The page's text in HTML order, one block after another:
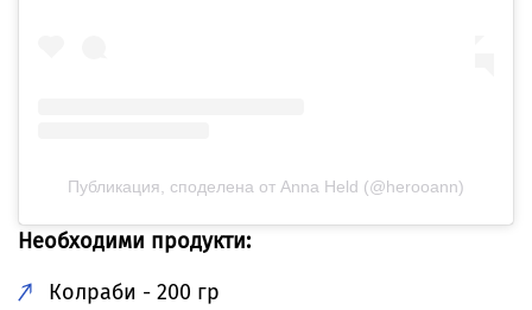
Публикация, споделена от Anna Held (@herooann)
Необходими продукти:
Колраби - 200 гр